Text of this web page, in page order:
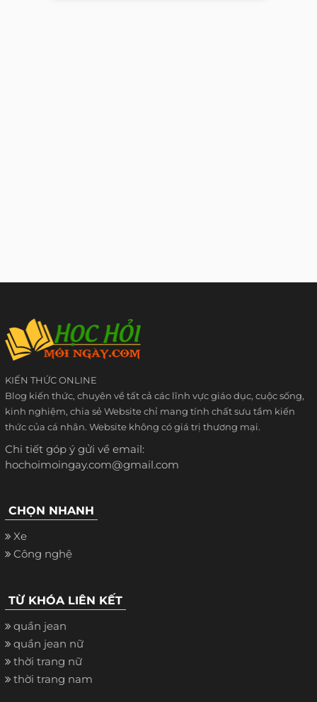
KIẾN THỨC ONLINE
Blog kiến thức, chuyên về tất cả các lĩnh vực giáo dục, cuộc sống,
kinh nghiệm, chia sẻ Website chỉ mang tính chất sưu tầm kiến
thức của cá nhân. Website không có giá trị thương mại.
Chi tiết góp ý gửi về email:
hochoimoingay.com@gmail.com
CHỌN NHANH
Xe
Công nghệ
TỪ KHÓA LIÊN KẾT
quần jean
quần jean nữ
thời trang nữ
thời trang nam